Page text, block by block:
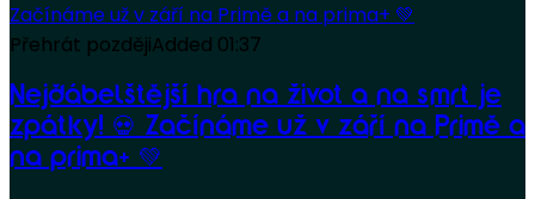
Přehrát pozdějiAdded 01:37
Nejďábelštější hra na život a na smrt je
zpátky! 💀 Začínáme už v září na Primě a
na prima+ 💚